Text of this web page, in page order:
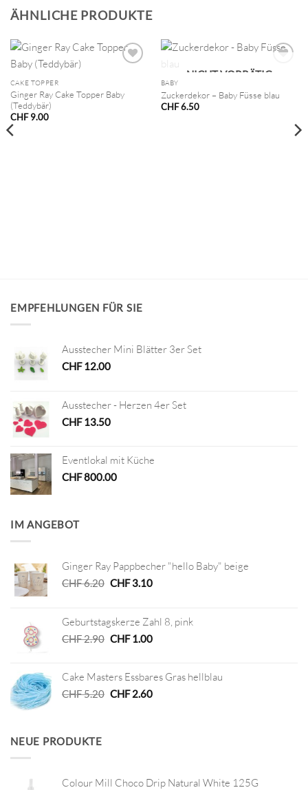
ÄHNLICHE PRODUKTE
CAKE TOPPER
Ginger Ray Cake Topper Baby
(Teddybär)
CHF9.00
NICHT VORRÄTIG
BABY
Zuckerdekor – Baby Füsse blau
CHF6.50
EMPFEHLUNGEN FÜR SIE
Ausstecher Mini Blätter 3er Set
CHF12.00
Ausstecher - Herzen 4er Set
CHF13.50
Eventlokal mit Küche
CHF800.00
IM ANGEBOT
Ginger Ray Pappbecher "hello Baby" beige
CHF6.20 Ursprünglicher
CHF 6.20
CHF3.10Aktueller
CHF 3.10.
Geburtstagskerze Zahl 8, pink
CHF2.90 Ursprünglicher
CHF 2.90
CHF1.00Aktueller
CHF 1.00.
Cake Masters Essbares Gras hellblau
CHF5.20 Ursprünglicher
CHF2.60Aktueller
NEUE PRODUKTE
Colour Mill Choco Drip Natural White 125G